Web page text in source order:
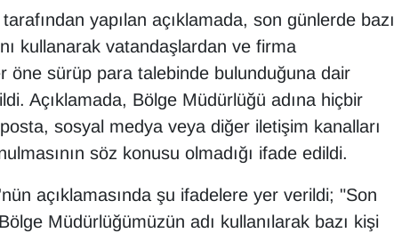
yapılan açıklamada, son günlerde bazı
kullanarak vatandaşlardan ve firma
öne sürüp para talebinde bulunduğuna dair
Açıklamada, Bölge Müdürlüğü adına hiçbir
sosyal medya veya diğer iletişim kanalları
söz konusu olmadığı ifade edildi.
açıklamasında şu ifadelere yer verildi; "Son
Müdürlüğümüzün adı kullanılarak bazı kişi